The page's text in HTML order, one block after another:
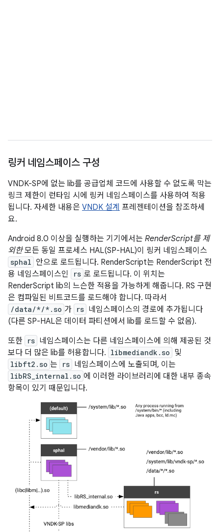
링커 네임스페이스 구성
VNDK-SP에 없는 lib를 공급업체 코드에 사용할 수 없도록 막는
링크 제한이 런타임 시에 링커 네임스페이스를 사용하여 적용
됩니다. 자세한 내용은 VNDK 설계 프레젠테이션을 참조하세
요.
Android 8.0 이상을 실행하는 기기에서는 RenderScript를 제
외한모든 동일 프로세스 HAL(SP-HAL)이 링커 네임스페이스
sphal 안으로 로드됩니다. RenderScript는 RenderScript 전
용 네임스페이스인
rs 로 로드됩니다. 이 위치는
RenderScript lib의 느슨한 적용을 가능하게 해줍니다. RS 구현
은 컴파일된 비트코드를 로드해야 합니다. 따라서
/data/*/*.so 가 rs 네임스페이스의 경로에 추가됩니다
(다른 SP-HAL은 데이터 파티션에서 lib를 로드할 수 없음).
또한 rs 네임스페이스는 다른 네임스페이스에 의해 제공된 것
보다 더 많은 lib를 허용합니다. libmediandk.so 및
libft2.so 는 rs 네임스페이스에 노출되며, 이는
libRS_internal.so 에 이러한 라이브러리에 대한 내부 종속
항목이 있기 때문입니다.